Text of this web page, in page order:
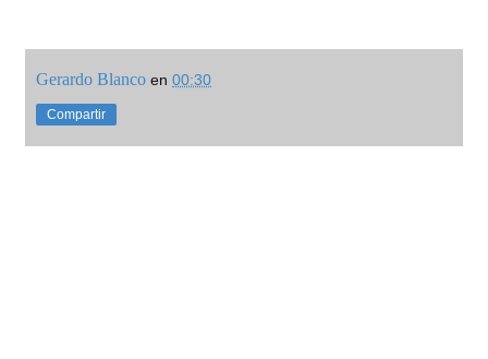
Gerardo Blanco en 00:30
Compartir